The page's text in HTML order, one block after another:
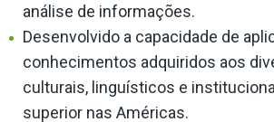
análise de informações.
Desenvolvido a capacidade de
conhecimentos adquiridos aos
culturais, linguísticos e
superior nas Américas.